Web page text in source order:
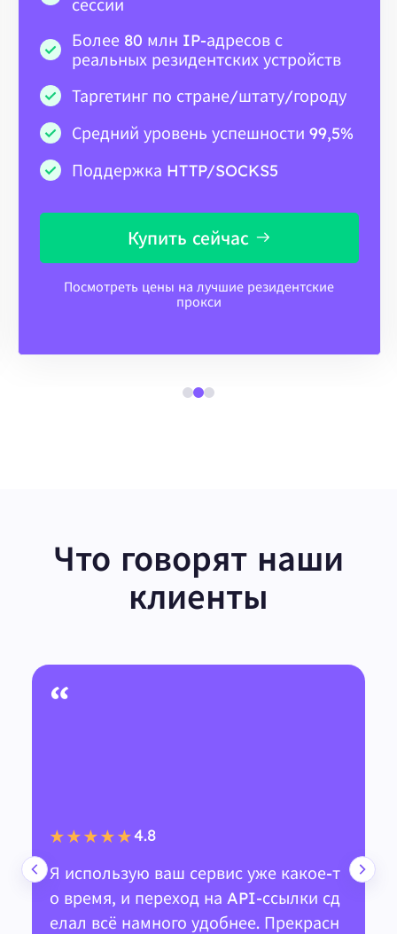
сессии
Более 80 млн IP-адресов с
реальных резидентских устройств
Таргетинг по стране/штату/городу
Средний уровень успешности 99,5%
Поддержка HTTP/SOCKS5
Купить сейчас
Посмотреть цены на лучшие резидентские
прокси
Что говорят наши
клиенты
“
★★★★★4.8
Я использую ваш сервис уже какое-т
о время, и переход на API-ссылки сд
елал всё намного удобнее. Прекрасн